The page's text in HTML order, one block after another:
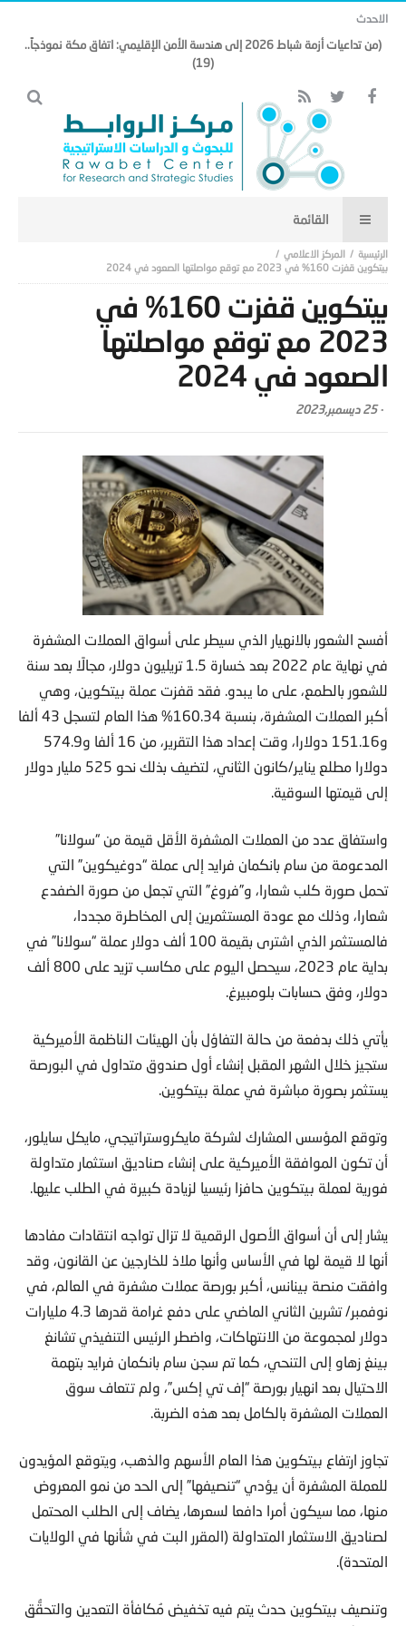
الاحدث
(من تداعيات أزمة شباط 2026 إلى هندسة الأمن الإقليمي: اتفاق مكة نموذجاً..
(19)
المركز الاعلامي
بيتكوين قفزت 160% في 2023 مع توقع مواصلتها الصعود في 2024
بيتكوين قفزت 160% في
2023 مع توقع مواصلتها
الصعود في 2024
-25 ديسمبر,2023
أفسح الشعور بالانهيار الذي سيطر على أسواق العملات المشفرة
في نهاية عام 2022 بعد خسارة 1.5 تريليون دولار، مجالًا بعد سنة
للشعور بالطمع، على ما يبدو. فقد قفزت عملة بيتكوين، وهي
أكبر العملات المشفرة، بنسبة 160.34% هذا العام لتسجل 43 ألفا
و151.16 دولارا، وقت إعداد هذا التقرير، من 16 ألفا و574.9
دولارا مطلع يناير/كانون الثاني، لتضيف بذلك نحو 525 مليار دولار
إلى قيمتها السوقية.
واستفاق عدد من العملات المشفرة الأقل قيمة من “سولانا”
المدعومة من سام بانكمان فرايد إلى عملة “دوغيكوين” التي
تحمل صورة كلب شعارا، و”فروغ” التي تجعل من صورة الضفدع
شعارا، وذلك مع عودة المستثمرين إلى المخاطرة مجددا،
فالمستثمر الذي اشترى بقيمة 100 ألف دولار عملة “سولانا” في
بداية عام 2023، سيحصل اليوم على مكاسب تزيد على 800 ألف
دولار، وفق حسابات بلومبيرغ.
يأتي ذلك بدفعة من حالة التفاؤل بأن الهيئات الناظمة الأميركية
ستجيز خلال الشهر المقبل إنشاء أول صندوق متداول في البورصة
يستثمر بصورة مباشرة في عملة بيتكوين.
وتوقع المؤسس المشارك لشركة مايكروستراتيجي، مايكل سايلور،
أن تكون الموافقة الأميركية على إنشاء صناديق استثمار متداولة
فورية لعملة بيتكوين حافزا رئيسيا لزيادة كبيرة في الطلب عليها.
يشار إلى أن أسواق الأصول الرقمية لا تزال تواجه انتقادات مفادها
أنها لا قيمة لها في الأساس وأنها ملاذ للخارجين عن القانون، وقد
وافقت منصة بينانس، أكبر بورصة عملات مشفرة في العالم، في
نوفمبر/ تشرين الثاني الماضي على دفع غرامة قدرها 4.3 مليارات
دولار لمجموعة من الانتهاكات، واضطر الرئيس التنفيذي تشانغ
بينغ زهاو إلى التنحي، كما تم سجن سام بانكمان فرايد بتهمة
الاحتيال بعد انهيار بورصة “إف تي إكس”، ولم تتعاف سوق
العملات المشفرة بالكامل بعد هذه الضربة.
تجاوز ارتفاع بيتكوين هذا العام الأسهم والذهب، ويتوقع المؤيدون
للعملة المشفرة أن يؤدي “تنصيفها” إلى الحد من نمو المعروض
منها، مما سيكون أمرا دافعا لسعرها، يضاف إلى الطلب المحتمل
لصناديق الاستثمار المتداولة (المقرر البت في شأنها في الولايات
المتحدة).
وتنصيف بيتكوين حدث يتم فيه تخفيض مُكافأة التعدين والتحقُّق